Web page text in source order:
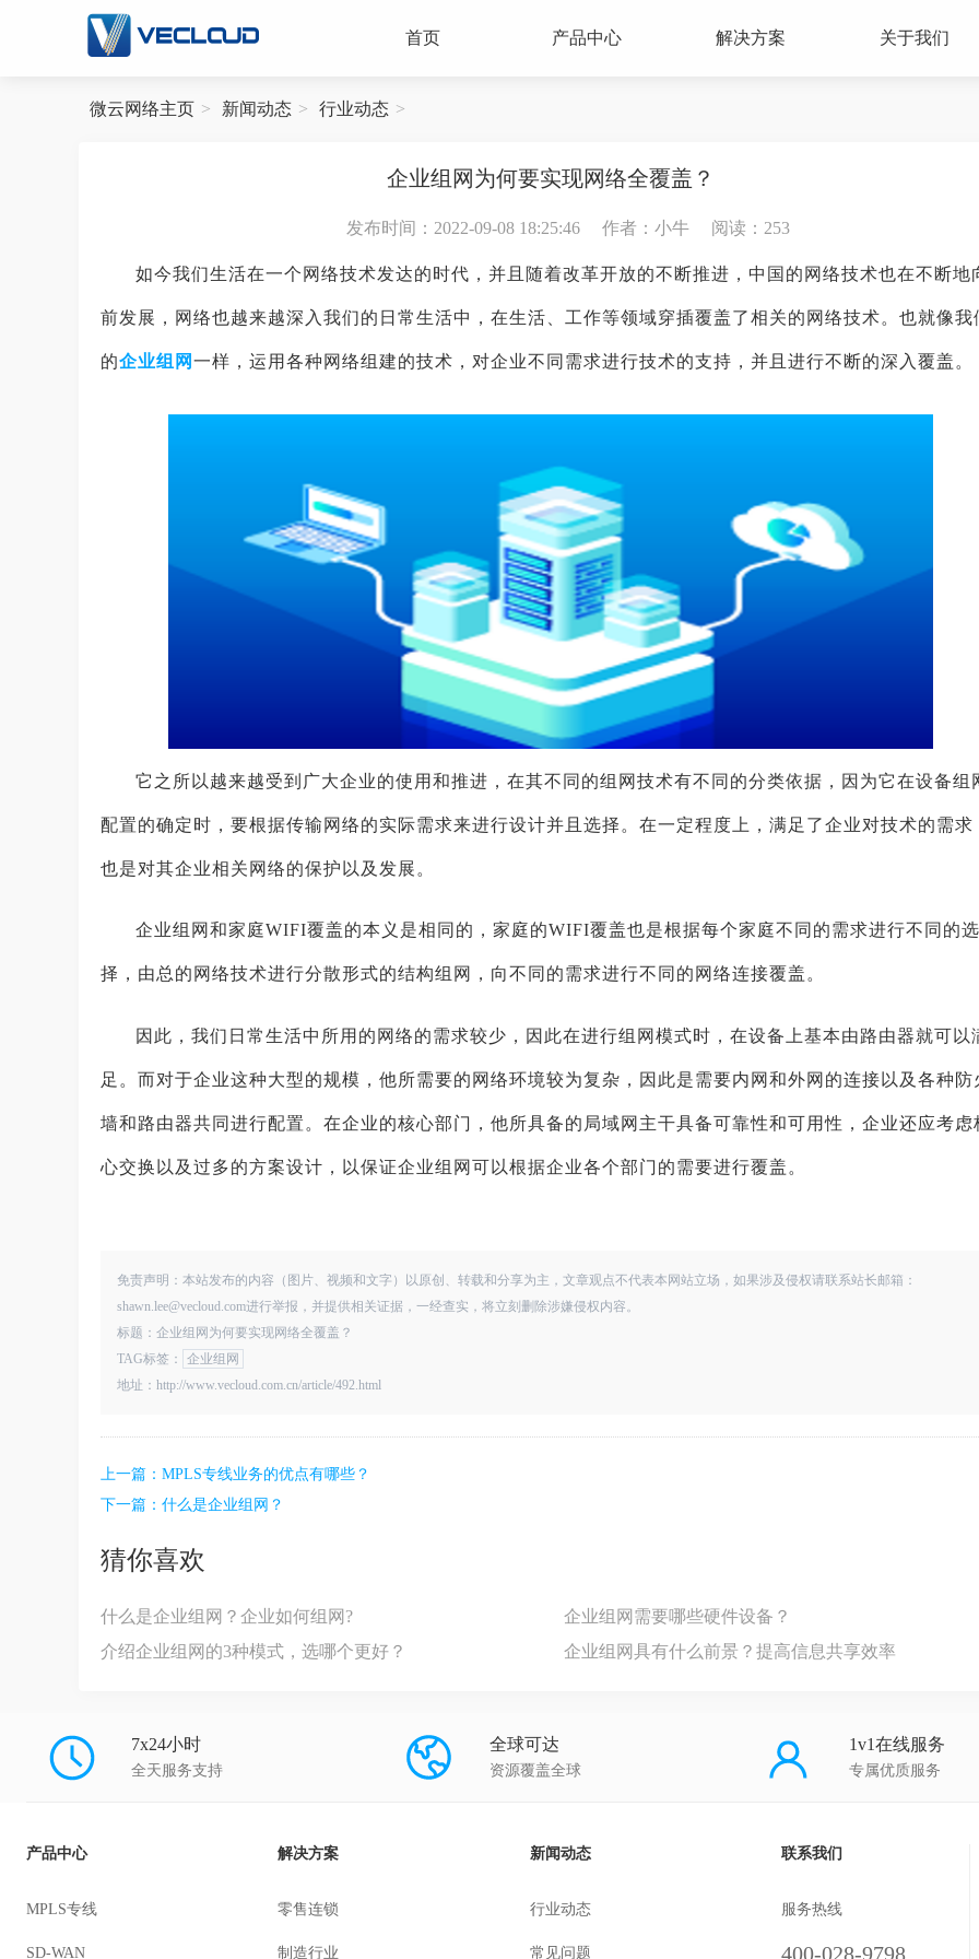
首页 产品中心 解决方案 关于我们
微云网络主页 新闻动态 行业动态
企业组网为何要实现网络全覆盖？
发布时间：2022-09-08 18:25:46 作者：小牛 阅读：253
如今我们生活在一个网络技术发达的时代，并且随着改革开放的不断推进，中国的网络技术也在不断地
前发展，网络也越来越深入我们的日常生活中，在生活、工作等领域穿插覆盖了相关的网络技术。也就像我
的企业组网一样，运用各种网络组建的技术，对企业不同需求进行技术的支持，并且进行不断的深入覆盖。
它之所以越来越受到广大企业的使用和推进，在其不同的组网技术有不同的分类依据，因为它在设备组
配置的确定时，要根据传输网络的实际需求来进行设计并且选择。在一定程度上，满足了企业对技术的需求
也是对其企业相关网络的保护以及发展。
企业组网和家庭WIFI覆盖的本义是相同的，家庭的WIFI覆盖也是根据每个家庭不同的需求进行不同的选
择，由总的网络技术进行分散形式的结构组网，向不同的需求进行不同的网络连接覆盖。
因此，我们日常生活中所用的网络的需求较少，因此在进行组网模式时，在设备上基本由路由器就可以
足。而对于企业这种大型的规模，他所需要的网络环境较为复杂，因此是需要内网和外网的连接以及各种防
墙和路由器共同进行配置。在企业的核心部门，他所具备的局域网主干具备可靠性和可用性，企业还应考虑
心交换以及过多的方案设计，以保证企业组网可以根据企业各个部门的需要进行覆盖。
免责声明：本站发布的内容（图片、视频和文字）以原创、转载和分享为主，文章观点不代表本网站立场，如果涉及侵权请联系站长邮箱：
shawn.lee@vecloud.com进行举报，并提供相关证据，一经查实，将立刻删除涉嫌侵权内容。
标题：企业组网为何要实现网络全覆盖？
TAG标签：
企业组网
地址：http://www.vecloud.com.cn/article/492.html
上一篇： MPLS专线业务的优点有哪些？
下一篇： 什么是企业组网？
猜你喜欢
什么是企业组网？企业如何组网?
企业组网需要哪些硬件设备？
介绍企业组网的3种模式，选哪个更好？
企业组网具有什么前景？提高信息共享效率
7x24小时
全天服务支持
全球可达
资源覆盖全球
1v1在线服务
专属优质服务
产品中心
MPLS专线
SD-WAN
解决方案
零售连锁
制造行业
新闻动态
行业动态
常见问题
联系我们
服务热线
400-028-9798